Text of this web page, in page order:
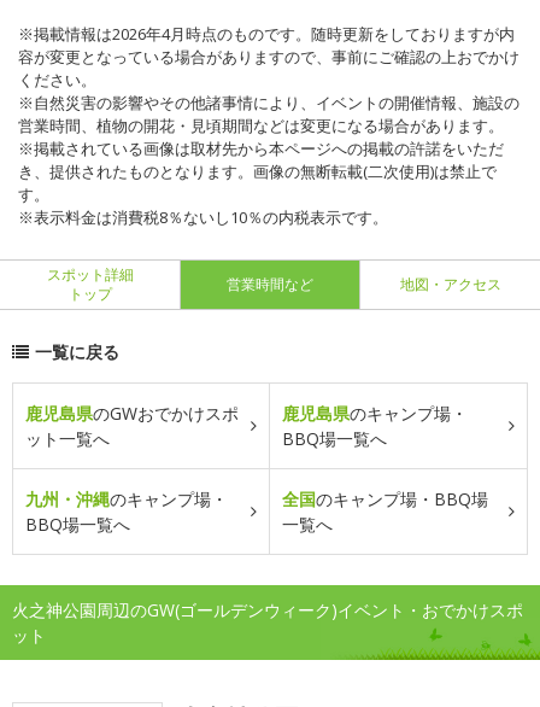
※掲載情報は2026年4月時点のものです。随時更新をしておりますが内
容が変更となっている場合がありますので、事前にご確認の上おでかけ
ください。
※自然災害の影響やその他諸事情により、イベントの開催情報、施設の
営業時間、植物の開花・見頃期間などは変更になる場合があります。
※掲載されている画像は取材先から本ページへの掲載の許諾をいただ
き、提供されたものとなります。画像の無断転載(二次使用)は禁止で
す。
※表示料金は消費税8％ないし10％の内税表示です。
スポット詳細
トップ
営業時間など 地図・アクセス
一覧に戻る
鹿児島県のGWおでかけスポ
ット一覧へ
鹿児島県のキャンプ場・
BBQ場一覧へ
九州・沖縄のキャンプ場・
BBQ場一覧へ
全国のキャンプ場・BBQ場
一覧へ
火之神公園周辺のGW(ゴールデンウィーク)イベント・おでかけスポ
ット